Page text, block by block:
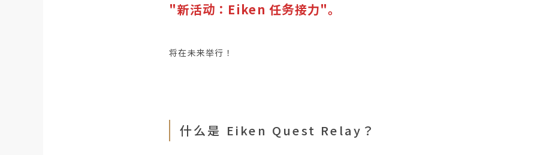
"新活动：Eiken 任务接力"。
将在未来举行！
什么是 Eiken Quest Relay？